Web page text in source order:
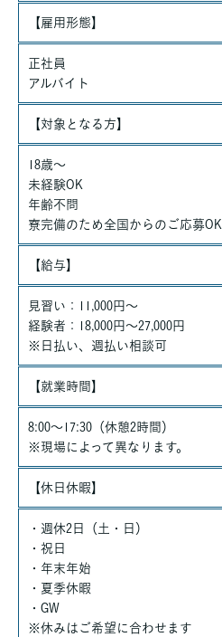
【雇用形態】
正社員
アルバイト
【対象となる方】
18歳～
未経験OK
年齢不問
寮完備のため全国からのご応募OK
【給与】
見習い：11,000円～
経験者：18,000円～27,000円
※日払い、週払い相談可
【就業時間】
8:00～17:30（休憩2時間）
※現場によって異なります。
【休日休暇】
・週休2日（土・日）
・祝日
・年末年始
・夏季休暇
・GW
※休みはご希望に合わせます